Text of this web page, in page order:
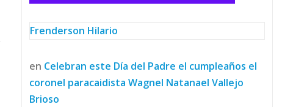
Frenderson Hilario
en Celebran este Día del Padre el cumpleaños el
coronel paracaidista Wagnel Natanael Vallejo
Brioso